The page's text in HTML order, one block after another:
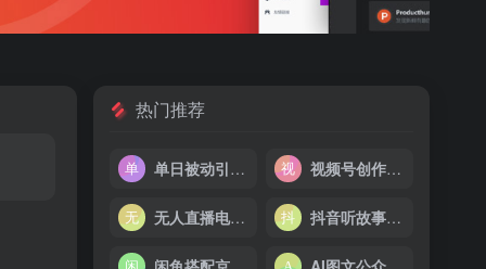
热门推荐
单日被动引流 100+ 创业粉，详细拆解过程技巧 视频号创作者分成计划，IP 动漫玩法，小白容易做，月入 3000+
无人直播电影新玩法24小时循环播放每天收益两千+小白闭眼干 抖音听故事无人直播新玩法，无需养号、适合新手小白去操作